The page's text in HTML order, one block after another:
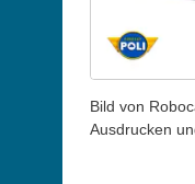
Bild von
Ausdrucken